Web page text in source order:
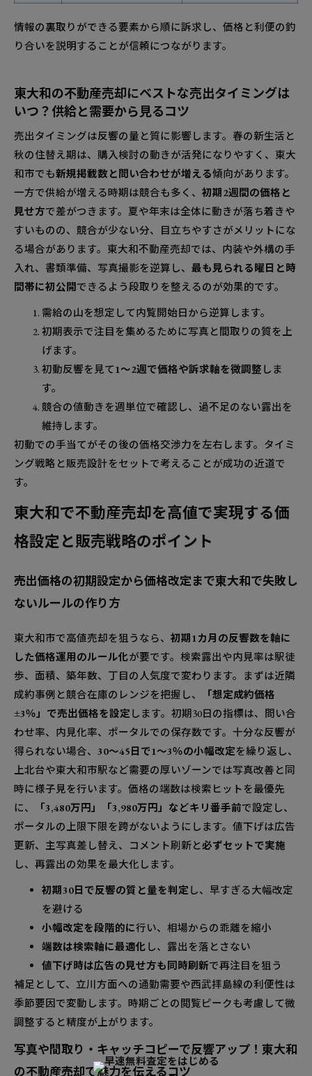
情報の裏取りができる要素から順に訴求し、価格と利便の釣
り合いを説明することが信頼につながります。
東大和の不動産売却にベストな売出タイミングは
いつ？供給と需要から見るコツ
売出タイミングは反響の量と質に影響します。春の新生活と
秋の住替え期は、購入検討の動きが活発になりやすく、東大
和市でも新規掲載数と問い合わせが増える傾向があります。
一方で供給が増える時期は競合も多く、 初期2週間の価格と
見せ方で差がつきます。夏や年末は全体に動きが落ち着きや
すいものの、競合が少ない分、目立ちやすさがメリットにな
る場合があります。東大和不動産売却では、内装や外構の手
入れ、書類準備、写真撮影を逆算し、 最も見られる曜日と時
間帯に初公開できるよう段取りを整えるのが効果的です。
需給の山を想定して内覧開始日から逆算します。
初期表示で注目を集めるために写真と間取りの質を上
げます。
初動反響を見て1～2週で価格や訴求軸を微調整 しま
す。
競合の値動きを週単位で確認し、過不足のない露出を
維持します。
初動での手当てがその後の価格交渉力を左右します。タイミ
ング戦略と販売設計をセットで考えることが成功の近道で
す。
東大和で不動産売却を高値で実現する価
格設定と販売戦略のポイント
売出価格の初期設定から価格改定まで東大和で失敗し
ないルールの作り方
東大和市で高値売却を狙うなら、 初期1カ月の反響数を軸に
した価格運用のルール化が要です。検索露出や内見率は駅徒
歩、面積、築年数、丁目の人気度で変わります。まずは近隣
成約事例と競合在庫のレンジを把握し、
「想定成約価格
±3％」で売出価格を設定 します。初期30日の指標は、問い合
わせ率、内見化率、ポータルでの保存数です。十分な反響が
得られない場合、 30～45日で1～3％の小幅改定を繰り返し、
上北台や東大和市駅など需要の厚いゾーンでは写真改善と同
時に様子見を行います。価格の端数は検索ヒットを最優先
に、
「3,480万円」「3,980万円」などキリ番手前で設定し、
ポータルの上限下限を跨がないようにします。値下げは広告
更新、主写真差し替え、コメント刷新と必ずセットで実施
し、再露出の効果を最大化します。
初期30日で反響の質と量を判定 し、早すぎる大幅改定
を避ける
小幅改定を段階的に行い、相場からの乖離を縮小
端数は検索軸に最適化 し、露出を落とさない
値下げ時は広告の見せ方も同時刷新で再注目を狙う
補足として、立川方面への通勤需要や西武拝島線の利便性は
季節要因で変動します。時期ごとの閲覧ピークも考慮して微
調整すると精度が上がります。
写真や間取り・キャッチコピーで反響アップ！東大和
の不動産売却で魅力を伝えるコツ